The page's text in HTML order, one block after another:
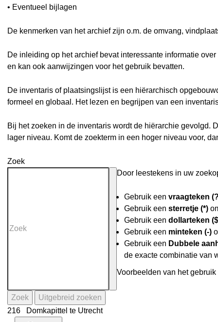
• Eventueel bijlagen
De kenmerken van het archief zijn o.m. de omvang,
De inleiding op het archief bevat interessante informatie
en kan ook aanwijzingen voor het gebruik bevatten.
De inventaris of plaatsingslijst is een hiërarchisch
formeel en globaal. Het lezen en begrijpen van een
Bij het zoeken in de inventaris wordt de hiërarchie gevolgd.
lager niveau. Komt de zoekterm in een hoger niveau voor,
Zoek
Door leestekens in uw
Gebruik een vraagteken
Gebruik een sterretje (*)
Gebruik een dollarteken
Gebruik een minteken (-)
Gebruik een Dubbele
de exacte combinatie van
Voorbeelden van het
Zoek
Uitgebreid zoeken
216 Domkapittel te Utrecht